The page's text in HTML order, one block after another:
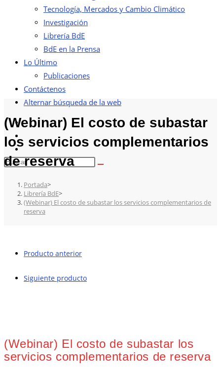
Tecnología, Mercados y Cambio Climático
Investigación
Librería BdE
BdE en la Prensa
Lo Último
Publicaciones
Contáctenos
Alternar búsqueda de la web
(Webinar) El costo de subastar
los servicios complementarios
de reserva
Portada>
Librería BdE>
(Webinar) El costo de subastar los servicios complementarios de
reserva
Producto anterior
Siguiente producto
(Webinar) El costo de subastar los
servicios complementarios de reserva